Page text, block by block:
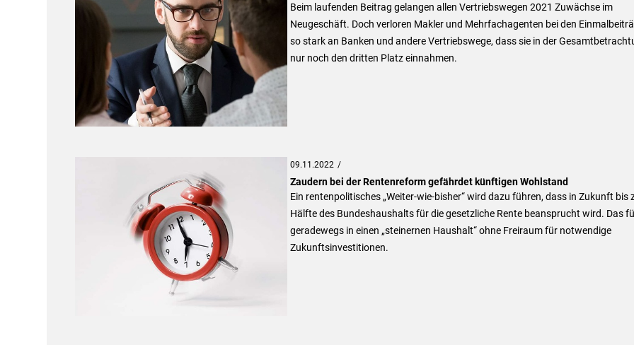
Beim laufenden Beitrag gelangen allen Vertriebswegen 2021 Zuwächse im
Neugeschäft. Doch verloren Makler und Mehrfachagenten bei den
so stark an Banken und andere Vertriebswege, dass sie in der
nur noch den dritten Platz einnahmen.
09.11.2022
Zaudern bei der Rentenreform gefährdet künftigen Wohlstand
Ein rentenpolitisches „Weiter-wie-bisher“ wird dazu führen, dass in Zukunft bis
Hälfte des Bundeshaushalts für die gesetzliche Rente beansprucht wird. Das
geradewegs in einen „steinernen Haushalt“ ohne Freiraum für notwendige
Zukunftsinvestitionen.